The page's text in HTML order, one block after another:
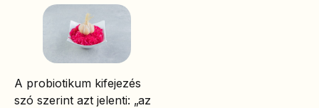
A probiotikum kifejezés
szó szerint azt jelenti: „az